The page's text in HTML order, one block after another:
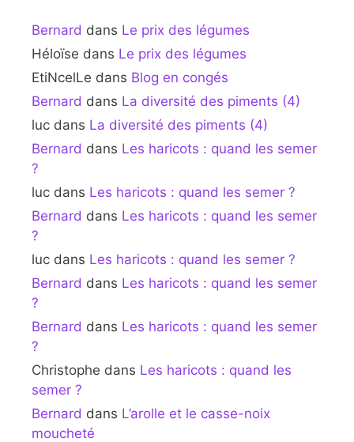
Bernard dans Le prix des légumes
Héloïse dans Le prix des légumes
EtiNcelLe dans Blog en congés
Bernard dans La diversité des piments (4)
luc dans La diversité des piments (4)
Bernard dans Les haricots : quand les semer
?
luc dans Les haricots : quand les semer ?
Bernard dans Les haricots : quand les semer
?
luc dans Les haricots : quand les semer ?
Bernard dans Les haricots : quand les semer
?
Bernard dans Les haricots : quand les semer
?
Christophe dans Les haricots : quand les
semer ?
Bernard dans L’arolle et le casse-noix
moucheté